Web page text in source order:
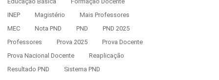
INEP
Magistério
Mais Professores
MEC
Nota PND PND
PND 2025
Professores
Prova 2025
Prova Docente
Prova Nacional Docente
Reaplicação
Resultado PND
Sistema PND